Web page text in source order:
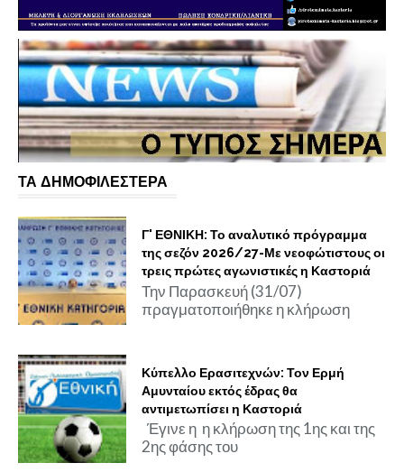
ΤΑ ΔΗΜΟΦΙΛΕΣΤΕΡΑ
Γ' ΕΘΝΙΚΗ: Το αναλυτικό πρόγραμμα
της σεζόν 2026/27-Με νεοφώτιστους οι
τρεις πρώτες αγωνιστικές η Καστοριά
Την Παρασκευή (31/07)
πραγματοποιήθηκε η κλήρωση
Κύπελλο Ερασιτεχνών: Τον Ερμή
Αμυνταίου εκτός έδρας θα
αντιμετωπίσει η Καστοριά
Έγινε η η κλήρωση της 1ης και της
2ης φάσης του